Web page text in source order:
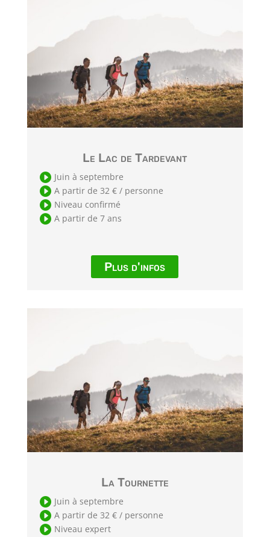
Le Lac de Tardevant
 Juin à septembre
 A partir de 32 € / personne
 Niveau confirmé
 A partir de 7 ans
Plus d'infos
La Tournette
 Juin à septembre
 A partir de 32 € / personne
 Niveau expert